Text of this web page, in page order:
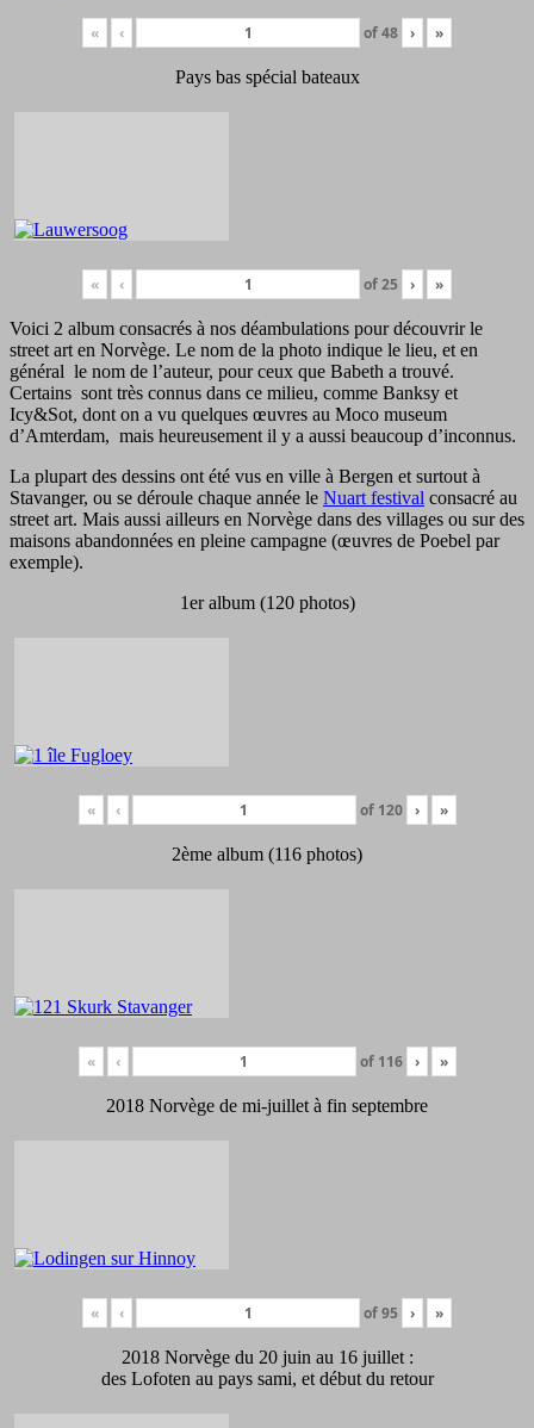
« ‹ of48 › »
Pays bas spécial bateaux
« ‹ of25 › »
Voici 2 album consacrés à nos déambulations pour découvrir le
street art en Norvège. Le nom de la photo indique le lieu, et en
général le nom de l’auteur, pour ceux que Babeth a trouvé.
Certains sont très connus dans ce milieu, comme Banksy et
Icy&Sot, dont on a vu quelques œuvres au Moco museum
d’Amterdam, mais heureusement il y a aussi beaucoup d’inconnus.
La plupart des dessins ont été vus en ville à Bergen et surtout à
Stavanger, ou se déroule chaque année le Nuart festival consacré au
street art. Mais aussi ailleurs en Norvège dans des villages ou sur des
maisons abandonnées en pleine campagne (œuvres de Poebel par
exemple).
1er album (120 photos)
« ‹ of 120 › »
2ème album (116 photos)
« ‹ of 116 › »
2018 Norvège de mi-juillet à fin septembre
« ‹ of95 › »
2018 Norvège du 20 juin au 16 juillet :
des Lofoten au pays sami, et début du retour